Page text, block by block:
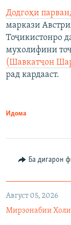
Додгоҳи
маркази
Тоҷикистонро
мухолифини
(Шавкатҷон
рад кардааст.
Идома
Ба дигарон
Август 05, 2026
Мирзонабии